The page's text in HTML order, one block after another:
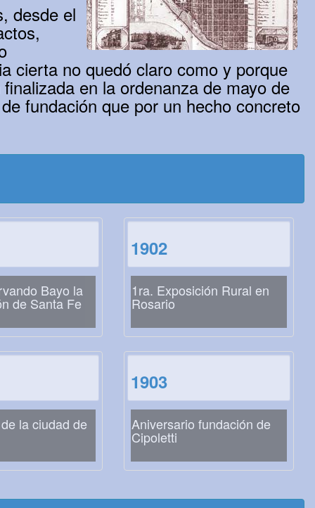
desde el
cierta no quedó claro como y porque
en la ordenanza de mayo de
fundación que por un hecho concreto
Bayo la
de Santa Fe
1902
1ra. Exposición Rural en
Rosario
la ciudad de
1903
Aniversario fundación de
Cipoletti